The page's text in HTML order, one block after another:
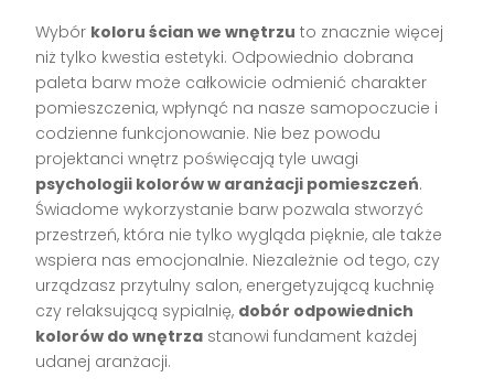
Wybór koloru ścian we wnętrzu to znacznie więcej
niż tylko kwestia estetyki. Odpowiednio dobrana
paleta barw może całkowicie odmienić charakter
pomieszczenia, wpłynąć na nasze samopoczucie i
codzienne funkcjonowanie. Nie bez powodu
projektanci wnętrz poświęcają tyle uwagi
psychologii kolorów w aranżacji pomieszczeń.
Świadome wykorzystanie barw pozwala stworzyć
przestrzeń, która nie tylko wygląda pięknie, ale także
wspiera nas emocjonalnie. Niezależnie od tego, czy
urządzasz przytulny salon, energetyzującą kuchnię
czy relaksującą sypialnię, dobór odpowiednich
kolorów do wnętrza stanowi fundament każdej
udanej aranżacji.